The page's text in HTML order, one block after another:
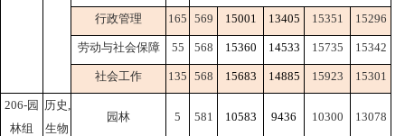
行政管理 165 569 15001 13405 15351 15296
劳动与社会保障 55 568 15360 14533 15735 15342
社会工作 135 568 15683 14885 15923 15301
206-园
林组
历史,
生物
园林 5 581 10583 9436 10300 13078